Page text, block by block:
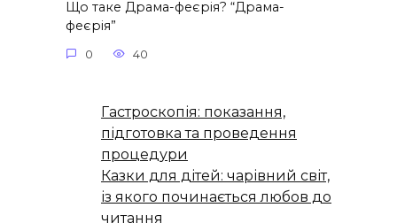
Що таке Драма-феєрія? “Драма-
феєрія”
0 40
Гастроскопія: показання,
підготовка та проведення
процедури
Казки для дітей: чарівний світ,
із якого починається любов до
читання